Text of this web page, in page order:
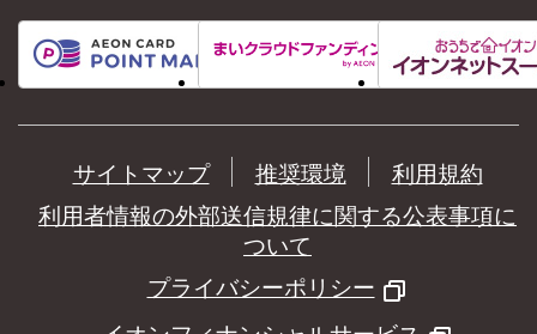
サイトマップ 推奨環境
利用規約
利用者情報の外部送信規律に関する公表事項に
ついて
プライバシーポリシー